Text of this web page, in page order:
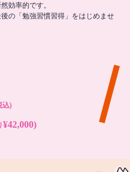
効率的です。
の「勉強習慣習得」をはじめませ
込)
¥42,000)